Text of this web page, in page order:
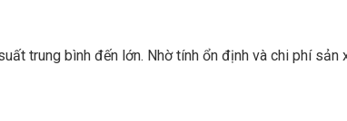
trung bình đến lớn. Nhờ tính ổn định và chi phí